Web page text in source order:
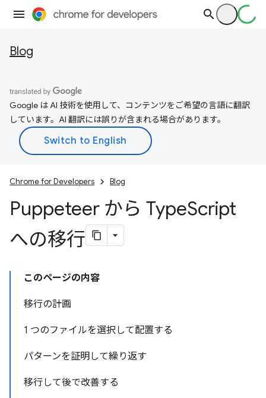
Blog
Google は AI 技術を使用して、コンテンツをご希望の言語に翻訳
しています。AI 翻訳には誤りが含まれる場合があります。
Chrome for Developers Blog
Puppeteer から TypeScript
への移行
このページの内容
移行の計画
1 つのファイルを選択して配置する
パターンを証明して繰り返す
移行して後で改善する